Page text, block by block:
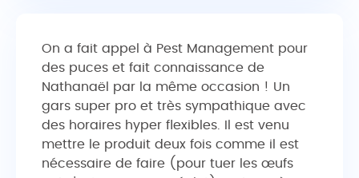
On a fait appel à Pest Management pour
des puces et fait connaissance de
Nathanaël par la même occasion ! Un
gars super pro et très sympathique avec
des horaires hyper flexibles. Il est venu
mettre le produit deux fois comme il est
nécessaire de faire (pour tuer les œufs